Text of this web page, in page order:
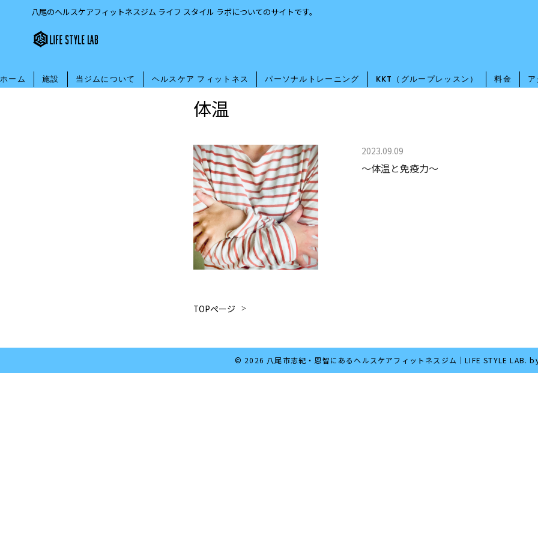
八尾のヘルスケアフィットネスジム ライフ スタイル ラボについてのサイトです。
ホーム 施設 当ジムについて ヘルスケア フィットネス パーソナルトレーニング KKT（グループレッスン） 料金
体温
2023.09.09
～体温と免疫力～
TOPページ
© 2026 八尾市志紀・恩智にあるヘルスケアフィットネスジム｜LIFE STYLE LAB.